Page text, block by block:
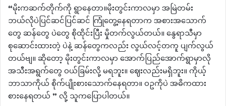
“မိုးကဆက်တိုက်ကို ရွာနေတာ။မိုးတွင်းကာလမှာ အမြဲတမ်း
ဘယ်လိုပဲပြင်ဆင်ပြင်ဆင် ကြုံတွေ့နေရတာက အစားအသောက်
တွေ ဆန်တွေ ပဲတွေ စိုထိုင်းပြီး မှိုတက်လွယ်တယ်။ နွေရာသီမှာ
စုဆောင်းထားတဲ့ ပဲနဲ့ ဆန်တွေကလည်း လွယ်လင့်တကူ ပျက်လွယ်
တယ်ဗျ။ ဆိုတော့ မိုးတွင်းကာလမှာ အောက်ပြည်အောက်ရွာမှာလို
အသီးအရွက်တွေ ဝယ်ခြမ်းလို့ မရဘူး။ ဈေးလည်းမရှိဘူး။ ကိုယ့်
ဘာသာကိုယ် စိုက်ပျိုးစားသောက်နေရတာ။ ဝဥကိုပဲ အဓိကထား
စားနေရတယ် ” လို့ သူကပြောပါတယ်။